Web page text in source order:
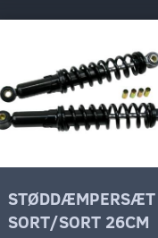
STØDDÆMPERSÆT
SORT/SORT 26CM